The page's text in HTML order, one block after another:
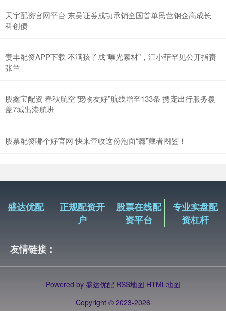
天宇配资官网平台 东吴证券成功承销全国首单民营钢企高成长
科创债
责丰配资APP下载 不满孩子成“曝光素材”，汪小菲罕见公开指责
张兰
股鑫宝配资 春秋航空“宠物友好”航线增至133条 携宠出行服务覆
盖7城出港航班
股票配资哪个好官网 快来查收这份泡面“瘾”藏者图鉴！
盛达优配
正规配资开
户
股票在线配
资平台
专业实盘配
资杠杆
友情链接：
Powered by 盛达优配 RSS地图 HTML地图
Copyright © 2023-2026